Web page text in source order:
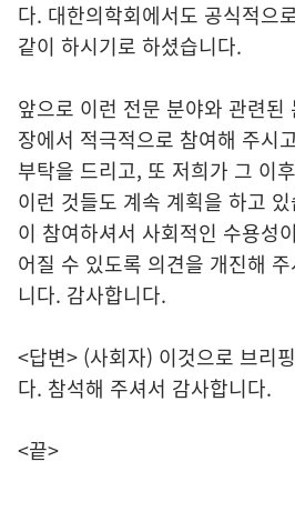
다. 대한의학회에서도 공식적으
같이 하시기로 하셨습니다.
앞으로 이런 전문 분야와 관련된
장에서 적극적으로 참여해 주시
부탁을 드리고, 또 저희가 그 이
이런 것들도 계속 계획을 하고
이 참여하셔서 사회적인 수용성
어질 수 있도록 의견을 개진해
니다. 감사합니다.
<답변> (사회자) 이것으로 브리
다. 참석해 주셔서 감사합니다.
<끝>